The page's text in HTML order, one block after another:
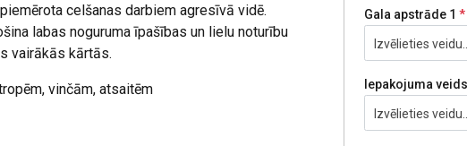
celšanas darbiem agresīvā vidē.
labas noguruma īpašības un lielu noturību
vairākās kārtās.
vinčām, atsaitēm
Gala apstrāde 1
Izvēlieties veidu...
Iepakojuma veids
Izvēlieties veidu...